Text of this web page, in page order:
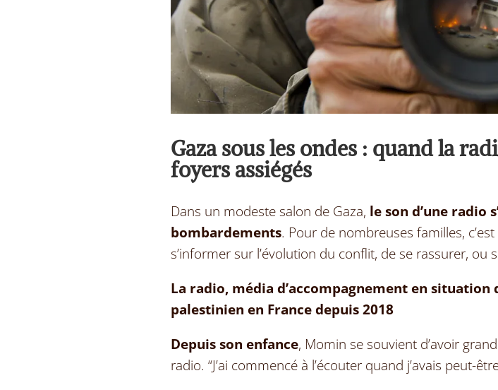
Gaza sous les ondes : quand la
foyers assiégés
Dans un modeste salon de Gaza, le son d’une radio s
bombardements. Pour de nombreuses familles, c’est
s’informer sur l’évolution du conflit, de se rassurer, ou
La radio, média d’accompagnement en
palestinien en France depuis 2018
Depuis son enfance, Momin se souvient d’avoir
radio. “J’ai commencé à l’écouter quand j’avais peut-